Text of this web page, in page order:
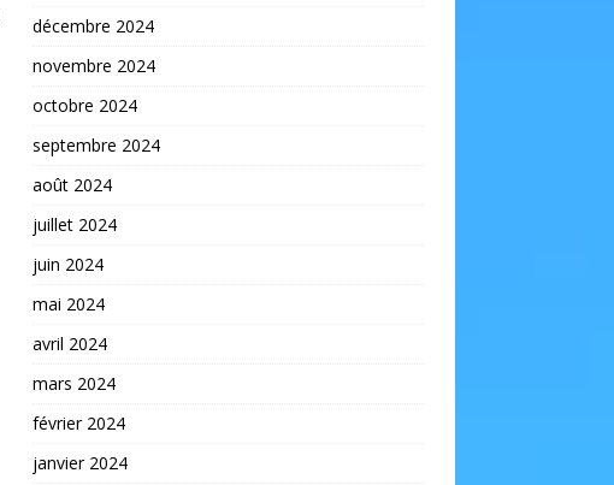
décembre 2024
novembre 2024
octobre 2024
septembre 2024
août 2024
juillet 2024
juin 2024
mai 2024
avril 2024
mars 2024
février 2024
janvier 2024